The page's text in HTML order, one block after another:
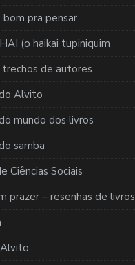
pra pensar
(o haikai tupiniquim
de autores
Alvito
mundo dos livros
samba
Ciências Sociais
prazer – resenhas de livros